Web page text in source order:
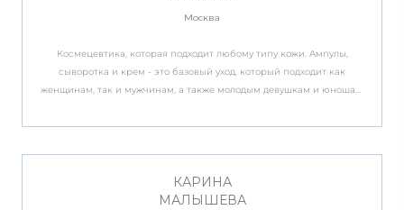
Москва
Космецевтика, которая подходит любому типу кожи. Ампулы,
сыворотка и крем - это базовый уход, который подходит как
женщинам, так и мужчинам, а также молодым девушкам и юношам.
кожи, а также на активное увлажнение и питание. Особенно это
нуждается в постоянной защите. Все средства имеют комфортную
текстуру и хорошо впитываются, не оставляя липкого слоя.
КАРИНА
МАЛЫШЕВА